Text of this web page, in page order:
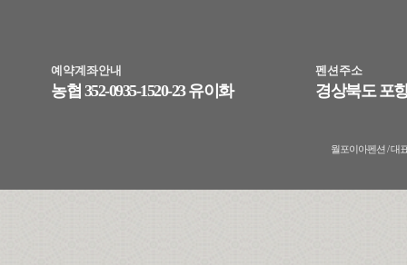
예약계좌안내
농협 352-0935-1520-23 유이화
펜션주소
경상북도 포
월포이아펜션 / 대